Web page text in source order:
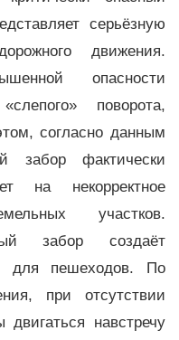
серьёзную
движения.
опасности
поворота,
согласно данным
забор фактически
на некорректное
участков.
забор создаёт
для пешеходов. По
при отсутствии
навстречу